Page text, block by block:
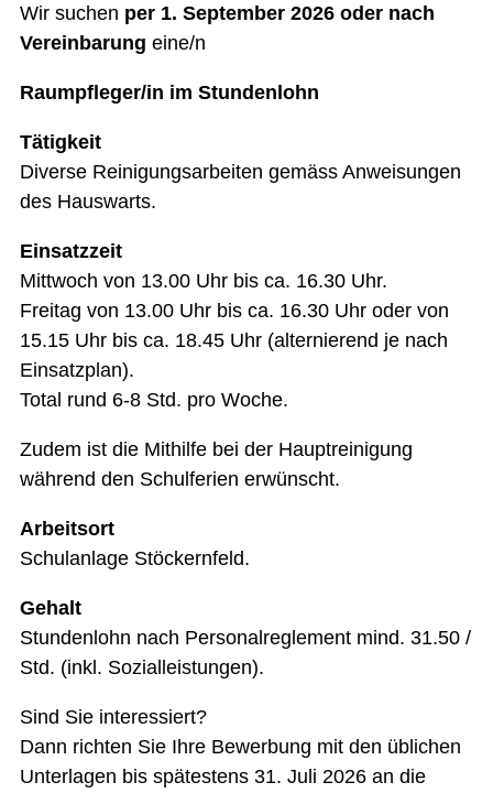
Wir suchen per 1. September 2026 oder nach
Vereinbarung eine/n
Raumpfleger/in im Stundenlohn
Tätigkeit
Diverse Reinigungsarbeiten gemäss Anweisungen
des Hauswarts.
Einsatzzeit
Mittwoch von 13.00 Uhr bis ca. 16.30 Uhr.
Freitag von 13.00 Uhr bis ca. 16.30 Uhr oder von
15.15 Uhr bis ca. 18.45 Uhr (alternierend je nach
Einsatzplan).
Total rund 6-8 Std. pro Woche.
Zudem ist die Mithilfe bei der Hauptreinigung
während den Schulferien erwünscht.
Arbeitsort
Schulanlage Stöckernfeld.
Gehalt
Stundenlohn nach Personalreglement mind. 31.50 /
Std. (inkl. Sozialleistungen).
Sind Sie interessiert?
Dann richten Sie Ihre Bewerbung mit den üblichen
Unterlagen bis spätestens 31. Juli 2026 an die